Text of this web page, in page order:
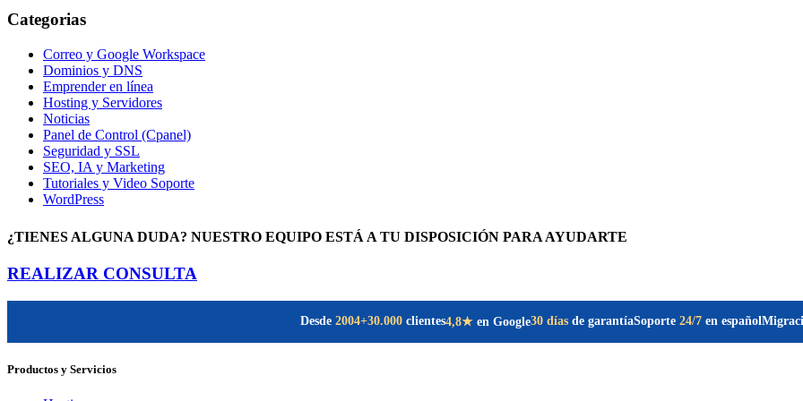
Categorias
Correo y Google Workspace
Dominios y DNS
Emprender en línea
Hosting y Servidores
Noticias
Panel de Control (Cpanel)
Seguridad y SSL
SEO, IA y Marketing
Tutoriales y Video Soporte
WordPress
¿TIENES ALGUNA DUDA? NUESTRO EQUIPO ESTÁ A TU DISPOSICIÓN PARA AYUDARTE
REALIZAR CONSULTA
Desde 2004+30.000 clientes4,8★ en Google30 días de garantíaSoporte 24/7 en español
Productos y Servicios